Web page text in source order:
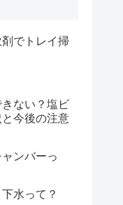
でトレイ掃
ない？塩ビ
今後の注意
ンバーっ
水って？